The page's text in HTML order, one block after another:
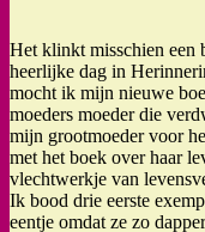
Het klinkt misschien een
heerlijke dag in
mocht ik mijn nieuwe
moeders moeder die
mijn grootmoeder voor
met het boek over haar
vlechtwerkje van
Ik bood drie eerste
eentje omdat ze zo